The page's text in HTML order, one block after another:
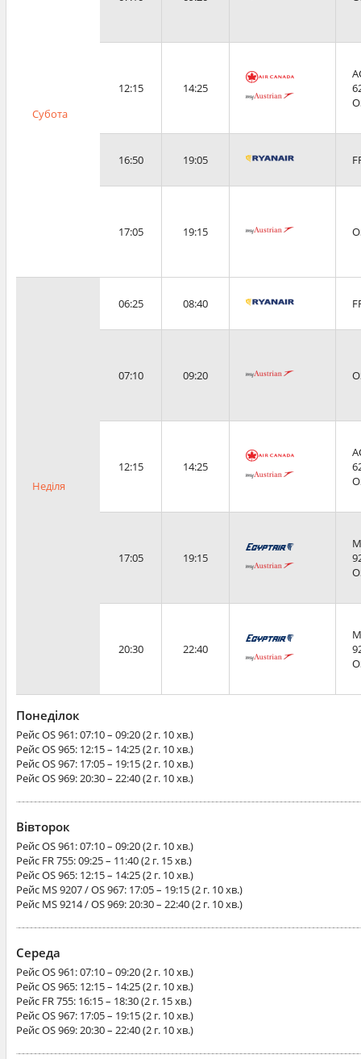
Субота
12:15 14:25
16:50 19:05
17:05 19:15
Неділя
06:25 08:40
07:10 09:20
12:15 14:25
17:05 19:15
20:30 22:40
Понеділок
РейсOS 961: 07:10 – 09:20 (2 г. 10 хв.)
РейсOS 965: 12:15 – 14:25 (2 г. 10 хв.)
РейсOS 967: 17:05 – 19:15 (2 г. 10 хв.)
РейсOS 969: 20:30 – 22:40 (2 г. 10 хв.)
Вівторок
РейсOS 961: 07:10 – 09:20 (2 г. 10 хв.)
Рейс FR 755: 09:25 – 11:40 (2 г. 15 хв.)
РейсOS 965: 12:15 – 14:25 (2 г. 10 хв.)
Рейс MS 9207 / OS 967: 17:05 – 19:15 (2 г. 10 хв.)
Рейс MS 9214 / OS 969: 20:30 – 22:40 (2 г. 10 хв.)
Середа
РейсOS 961: 07:10 – 09:20 (2 г. 10 хв.)
РейсOS 965: 12:15 – 14:25 (2 г. 10 хв.)
Рейс FR 755: 16:15 – 18:30 (2 г. 15 хв.)
РейсOS 967: 17:05 – 19:15 (2 г. 10 хв.)
РейсOS 969: 20:30 – 22:40 (2 г. 10 хв.)